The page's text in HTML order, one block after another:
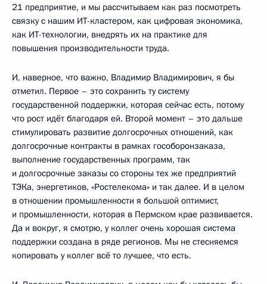
21 предприятие, и мы рассчитываем как раз посмотреть
связку с нашим ИТ-кластером, как цифровая экономика,
как ИТ-технологии, внедрять их на практике для
повышения производительности труда.
И, наверное, что важно, Владимир Владимирович, я бы
отметил. Первое – это сохранить ту систему
государственной поддержки, которая сейчас есть, потому
что рост идёт благодаря ей. Второй момент – это дальше
стимулировать развитие долгосрочных отношений, как
долгосрочные контракты в рамках гособоронзаказа,
выполнение государственных программ, так
и долгосрочные заказы со стороны тех же предприятий
ТЭКа, энергетиков, «Ростелекома» и так далее. И в целом
в отношении промышленности я большой оптимист,
и промышленности, которая в Пермском крае развивается.
Да и вокруг, я смотрю, у коллег очень хорошая система
поддержки создана в ряде регионов. Мы не стесняемся
копировать у коллег всё то лучшее, что есть.